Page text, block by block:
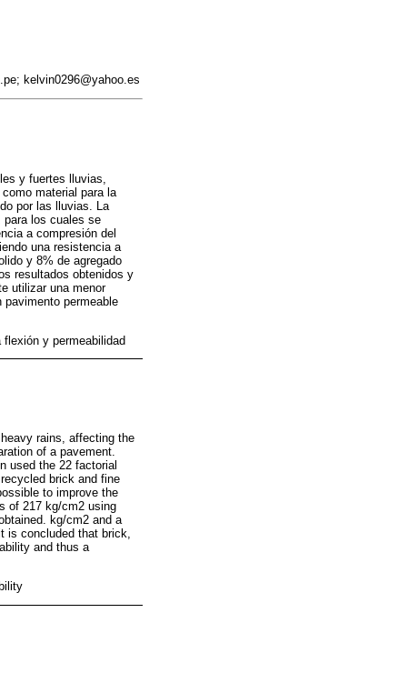
kelvin0296@yahoo.es
y fuertes lluvias,
material para la
por las lluvias. La
para los cuales se
a compresión del
una resistencia a
y 8% de agregado
resultados obtenidos y
utilizar una menor
pavimento permeable
y permeabilidad
rains, affecting the
of a pavement.
used the 22 factorial
brick and fine
to improve the
of 217 kg/cm2 using
kg/cm2 and a
is concluded that brick,
and thus a